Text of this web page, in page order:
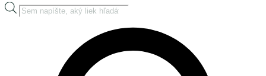
Products
search